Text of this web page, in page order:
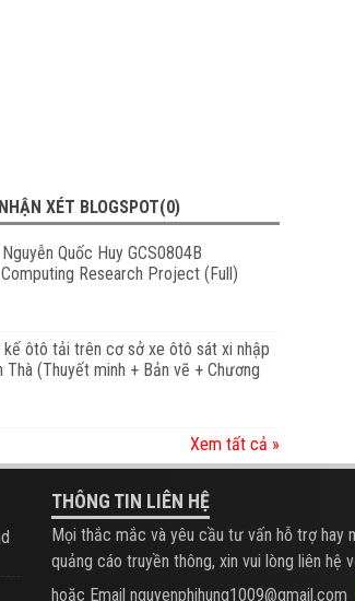
NHẬN XÉT BLOGSPOT(0)
Quốc Huy GCS0804B
Research Project (Full)
ôtô tải trên cơ sở xe ôtô sát xi nhập
Thà (Thuyết minh + Bản vẽ + Chương
Xem tất cả »
THÔNG TIN LIÊN HỆ
Mọi thắc mắc và yêu cầu tư vấn hỗ trợ hay
quảng cáo truyền thông, xin vui lòng liên hệ
hoặc Email nguyenphihung1009@gmail.com